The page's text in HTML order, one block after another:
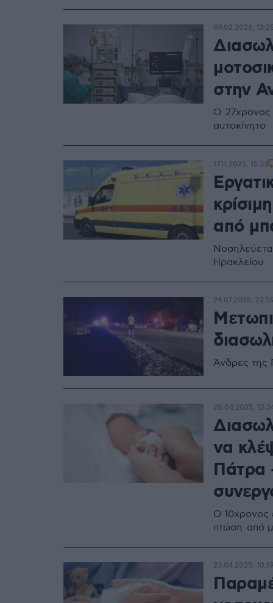
στην
Ο 27χρονος
αυτοκίνητο
09.02.2026,
από
Ηρακλείου
17.11.2025, 15:33
Άνδρες της
24.07.2025, 23:59
να
Πάτρα
Ο 10χρονος
πτώση από
28.04.2025,
23.04.2025, 10:19